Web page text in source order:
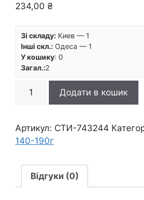
234,00 ₴
Зі складу: Киев — 1
Інші скл.: Одеса — 1
У кошику: 0
Загал.:2
Альбом-
книжк.склейка
граф.145г
обкл.тверд.чорна
гум.заклад.Santi
56арк
15х21см
Додати в кошик
Артикул: СТИ-743244
140-190г
Відгуки (0)